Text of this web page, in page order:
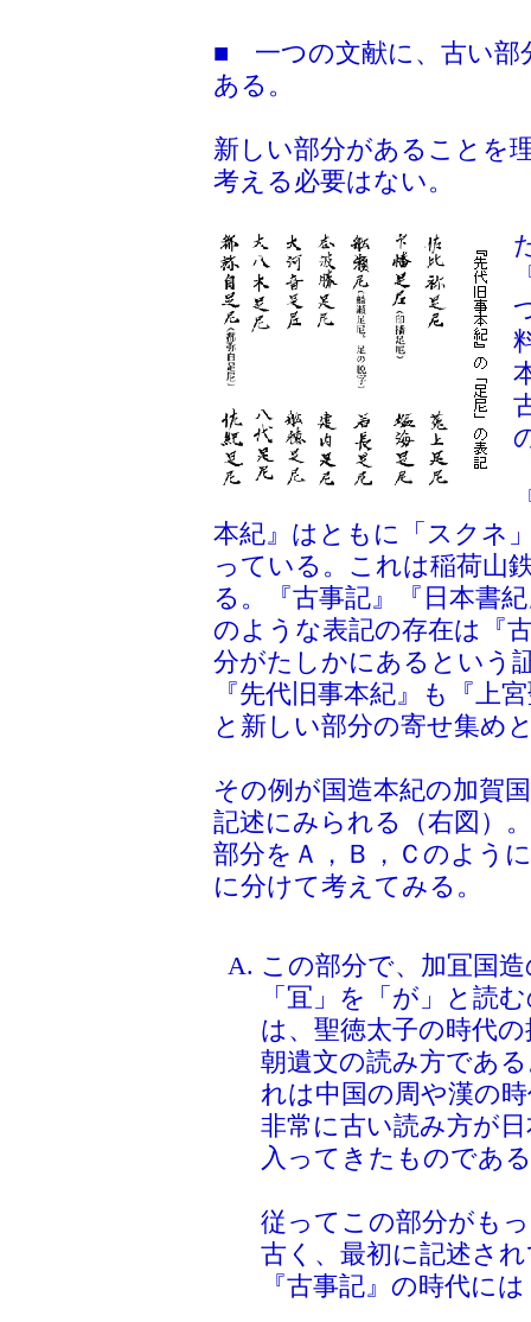
■ 一つの文献に、古い部
ある。
新しい部分があることを
考える必要はない。
本紀』はともに「スクネ
っている。これは稲荷山
る。『古事記』『日本書
のような表記の存在は『
分がたしかにあるという
『先代旧事本紀』も『上
と新しい部分の寄せ集め
その例が国造本紀の加賀
記述にみられる（右図）
部分をＡ，Ｂ，Ｃのよう
に分けて考えてみる。
この部分で、加冝国
「冝」を「が」と読
は、聖徳太子の時代の
朝遺文の読み方であ
れは中国の周や漢の
非常に古い読み方が
入ってきたものであ
従ってこの部分がも
古く、最初に記述さ
『古事記』の時代に